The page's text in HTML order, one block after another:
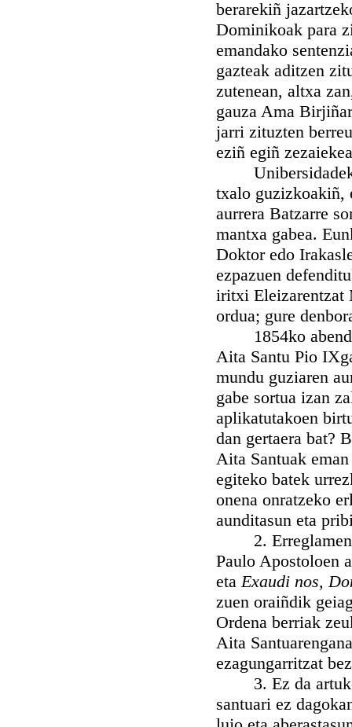
berarekiñ
Dominikoak para
emandako
gazteak aditzen
zutenean, altxa
gauza Ama
jarri zituzten
eziñ egiñ
Unibersidadeko
txalo guzizkoakiñ,
aurrera Batzarre
mantxa gabea.
Doktor edo
ezpazuen
iritxi Eleizarentzat
ordua; gure
1854ko
Aita Santu Pio
mundu guziaren
gabe sortua izan
aplikatutakoen
dan gertaera bat?
Aita Santuak
egiteko batek
onena onratzeko
aunditasun eta
2.
Paulo Apostoloen
etaExaudi nos,
zuen oraiñdik
Ordena berriak
Aita
ezagungarritzat
3. Ez da artuko
santuari ez